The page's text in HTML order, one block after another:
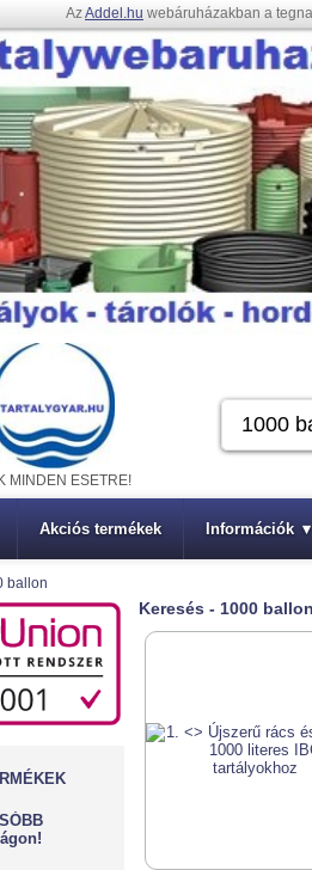
AzAddel.hu webáruházakban a
MINDEN ESETRE!
Akciós termékek Információk ▾
ballon
Keresés - 1000 ballon